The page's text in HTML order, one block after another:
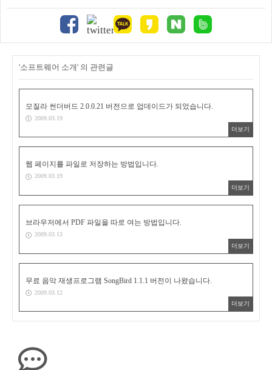
'소프트웨어 소개' 의 관련글
모질라 썬더버드 2.0.0.21 버전으로 업데이드가 되었습니다.
2009.03.19
더보기
웹 페이지를 파일로 저장하는 방법입니다.
2009.03.19
더보기
브라우저에서 PDF 파일을 따로 여는 방법입니다.
2009.03.13
더보기
무료 음악 재생프로그램 SongBird 1.1.1 버전이 나왔습니다.
2009.03.12
더보기